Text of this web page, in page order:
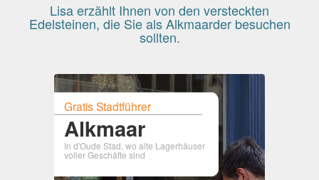
Lisa erzählt Ihnen von den versteckten
Edelsteinen, die Sie als Alkmaarder besuchen
sollten.
Gratis Stadtführer
Alkmaar
In d'Oude Stad, wo alte Lagerhäuser
voller Geschäfte sind